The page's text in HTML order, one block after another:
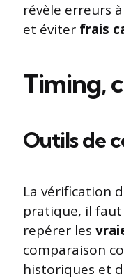
révèle erreurs
et éviter frais
Timing,
Outils de
La vérification
pratique, il
repérer les
comparaison
historiques et